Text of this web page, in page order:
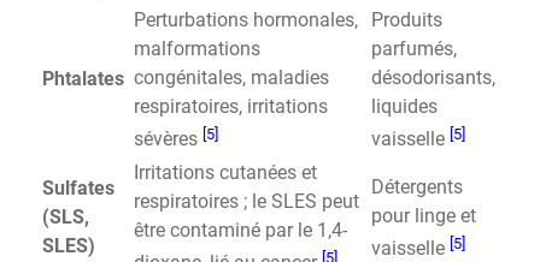
Phtalates
Perturbations hormonales,
malformations
congénitales, maladies
respiratoires, irritations
sévères [5]
Produits
parfumés,
désodorisants,
liquides
vaisselle [5]
Sulfates
(SLS,
SLES)
Irritations cutanées et
respiratoires ; le SLES peut
être contaminé par le 1,4-
[5]
Détergents
pour linge et
vaisselle [5]